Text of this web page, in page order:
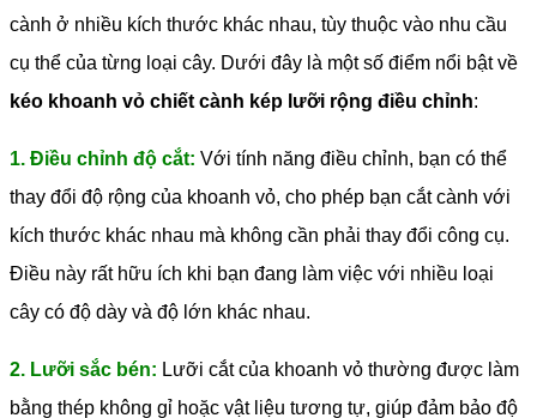
cành ở nhiều kích thước khác nhau, tùy thuộc vào nhu cầu
cụ thể của từng loại cây. Dưới đây là một số điểm nổi bật về
kéo khoanh vỏ chiết cành kép lưỡi rộng điều chỉnh:
1. Điều chỉnh độ cắt: Với tính năng điều chỉnh, bạn có thể
thay đổi độ rộng của khoanh vỏ, cho phép bạn cắt cành với
kích thước khác nhau mà không cần phải thay đổi công cụ.
Điều này rất hữu ích khi bạn đang làm việc với nhiều loại
cây có độ dày và độ lớn khác nhau.
2. Lưỡi sắc bén: Lưỡi cắt của khoanh vỏ thường được làm
bằng thép không gỉ hoặc vật liệu tương tự, giúp đảm bảo độ